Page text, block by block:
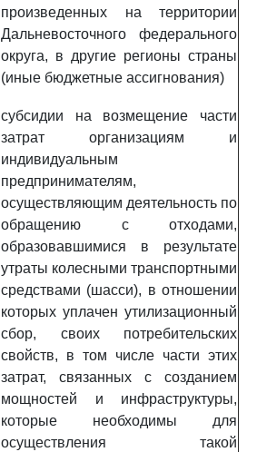
произведенных на территории
Дальневосточного федерального
округа, в другие регионы страны
(иные бюджетные ассигнования)
субсидии на возмещение части
затрат организациям и
индивидуальным
предпринимателям,
осуществляющим деятельность по
обращению с отходами,
образовавшимися в результате
утраты колесными транспортными
средствами (шасси), в отношении
которых уплачен утилизационный
сбор, своих потребительских
свойств, в том числе части этих
затрат, связанных с созданием
мощностей и инфраструктуры,
которые необходимы для
осуществления такой